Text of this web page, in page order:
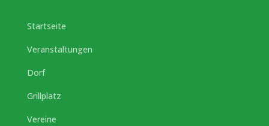
Startseite
Veranstaltungen
Dorf
Grillplatz
Vereine